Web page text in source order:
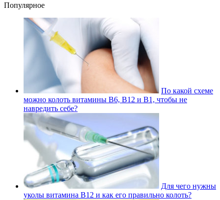
Популярное
По какой схеме
можно колоть витамины В6, В12 и В1, чтобы не
навредить себе?
Для чего нужны
уколы витамина В12 и как его правильно колоть?